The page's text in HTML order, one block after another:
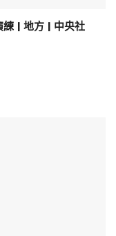
| 地方 | 中央社